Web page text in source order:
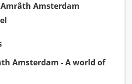
Amsterdam
Amsterdam - A world of